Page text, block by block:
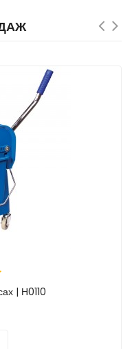
| Н0110